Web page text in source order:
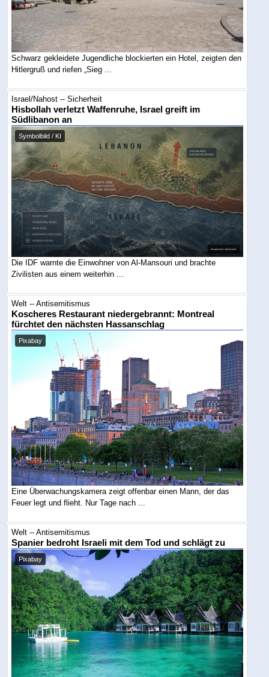
Schwarz gekleidete Jugendliche blockierten ein Hotel, zeigten den
Hitlergruß und riefen „Sieg ...
Israel/Nahost -- Sicherheit
Hisbollah verletzt Waffenruhe, Israel greift im
Südlibanon an
Symbolbild / KI
Die IDF warnte die Einwohner von Al-Mansouri und brachte
Zivilisten aus einem weiterhin ...
Welt -- Antisemitismus
Koscheres Restaurant niedergebrannt: Montreal
fürchtet den nächsten Hassanschlag
Pixabay
Eine Überwachungskamera zeigt offenbar einen Mann, der das
Feuer legt und flieht. Nur Tage nach ...
Welt -- Antisemitismus
Spanier bedroht Israeli mit dem Tod und schlägt zu
Pixabay